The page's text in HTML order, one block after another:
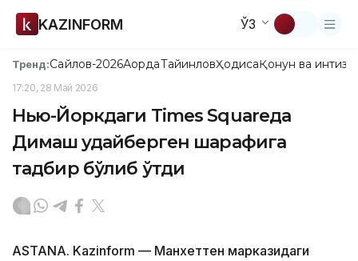
KAZINFORM ЎЗ
Тренд:Сайлов-2026АқордаТайинловҲодисаҚонун ва
17:20, 28 Май 2026
Нью-Йоркдаги Times Squareда
Димаш Қудайберген шарафига
тадбир бўлиб ўтди
ASTANA. Kazinform — Манхеттен марказидаги